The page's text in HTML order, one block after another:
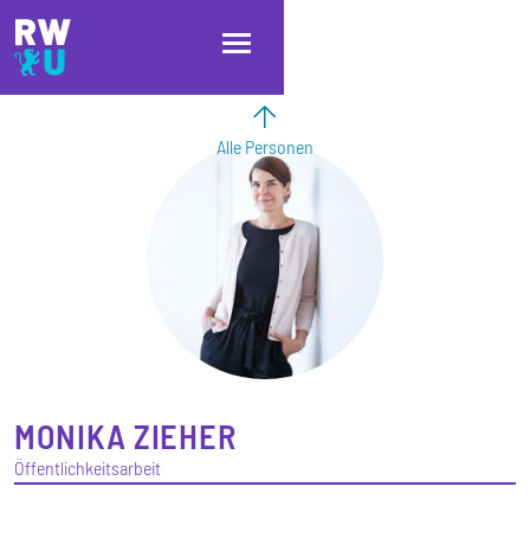
Direkt zum Inhalt
Direkt zur Hauptnavigation
Direkt zum Fußbereich
Alle Personen
MONIKA ZIEHER
Öffentlichkeitsarbeit